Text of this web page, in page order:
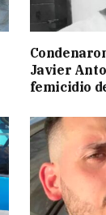
Javier
femicidio